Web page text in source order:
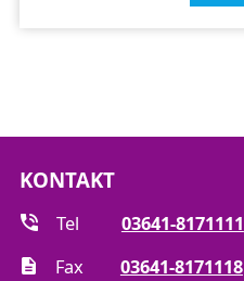
KONTAKT
Tel
03641-8171111
Fax
03641-8171118